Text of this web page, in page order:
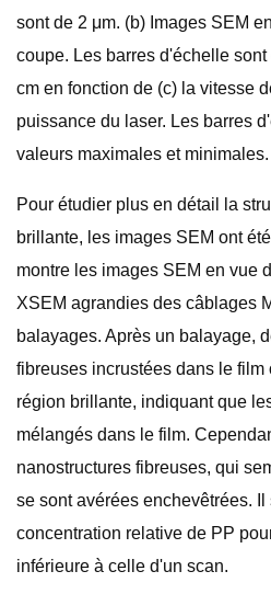
sont de 2 μm. (b) Images SEM
coupe. Les barres d'échelle
cm en fonction de (c) la vitesse
puissance du laser. Les barres
valeurs maximales et minimales.
Pour étudier plus en détail la
brillante, les images SEM ont
montre les images SEM en vue
XSEM agrandies des câblages
balayages. Après un balayage,
fibreuses incrustées dans le film
région brillante, indiquant que
mélangés dans le film.
nanostructures fibreuses, qui
se sont avérées enchevêtrées. Il
concentration relative de PP
inférieure à celle d'un scan.